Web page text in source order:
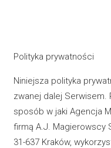
Polityka prywatności
Niniejsza polityka
zwanej dalej Serwisem.
sposób w jaki Agencja
firmą A.J. Magierowscy
31-637 Kraków,